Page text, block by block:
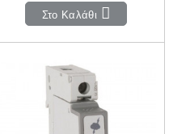
Στο Καλάθι